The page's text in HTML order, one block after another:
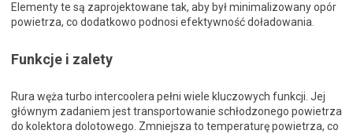
Elementy te są zaprojektowane tak, aby był minimalizowany opór
powietrza, co dodatkowo podnosi efektywność doładowania.
Funkcje i zalety
Rura węża turbo intercoolera pełni wiele kluczowych funkcji. Jej
głównym zadaniem jest transportowanie schłodzonego powietrza
do kolektora dolotowego. Zmniejsza to temperaturę powietrza, co